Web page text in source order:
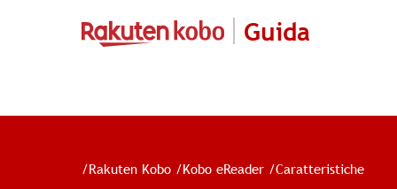
Guida
/Rakuten Kobo /Kobo eReader /Caratteristiche